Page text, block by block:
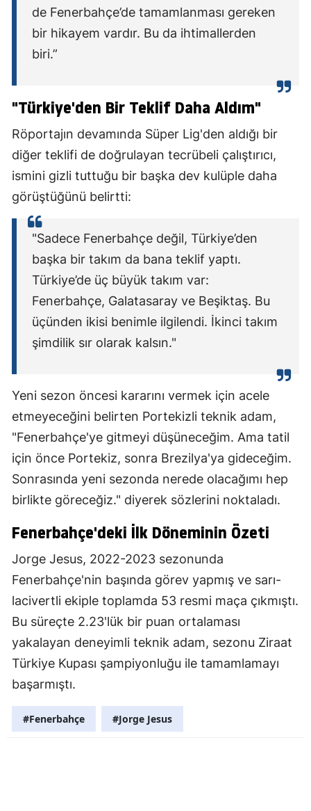
de Fenerbahçe’de tamamlanması gereken
bir hikayem vardır. Bu da ihtimallerden
biri.”
"Türkiye'den Bir Teklif Daha Aldım"
Röportajın devamında Süper Lig'den aldığı bir
diğer teklifi de doğrulayan tecrübeli çalıştırıcı,
ismini gizli tuttuğu bir başka dev kulüple daha
görüştüğünü belirtti:
"Sadece Fenerbahçe değil, Türkiye’den
başka bir takım da bana teklif yaptı.
Türkiye’de üç büyük takım var:
Fenerbahçe, Galatasaray ve Beşiktaş. Bu
üçünden ikisi benimle ilgilendi. İkinci takım
şimdilik sır olarak kalsın."
Yeni sezon öncesi kararını vermek için acele
etmeyeceğini belirten Portekizli teknik adam,
"Fenerbahçe'ye gitmeyi düşüneceğim. Ama tatil
için önce Portekiz, sonra Brezilya'ya gideceğim.
Sonrasında yeni sezonda nerede olacağımı hep
birlikte göreceğiz." diyerek sözlerini noktaladı.
Fenerbahçe'deki İlk Döneminin Özeti
Jorge Jesus, 2022-2023 sezonunda
Fenerbahçe'nin başında görev yapmış ve sarı-
lacivertli ekiple toplamda 53 resmi maça çıkmıştı.
Bu süreçte 2.23'lük bir puan ortalaması
yakalayan deneyimli teknik adam, sezonu Ziraat
Türkiye Kupası şampiyonluğu ile tamamlamayı
başarmıştı.
#Fenerbahçe #Jorge Jesus